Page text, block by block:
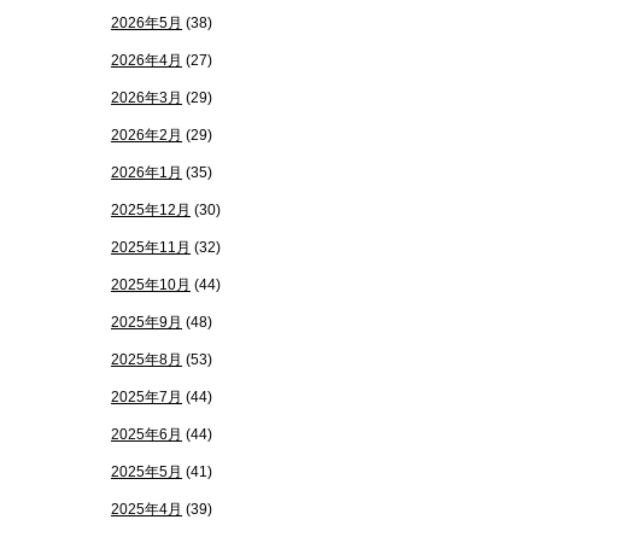
2026年5月 (38)
2026年4月 (27)
2026年3月 (29)
2026年2月 (29)
2026年1月 (35)
2025年12月 (30)
2025年11月 (32)
2025年10月 (44)
2025年9月 (48)
2025年8月 (53)
2025年7月 (44)
2025年6月 (44)
2025年5月 (41)
2025年4月 (39)